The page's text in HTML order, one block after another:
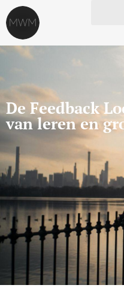
De Feedback
van leren en